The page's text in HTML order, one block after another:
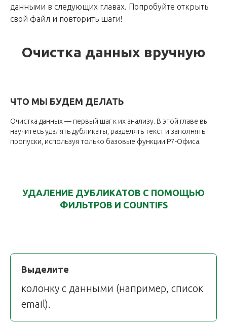
данными в следующих главах. Попробуйте открыть
свой файл и повторить шаги!
Очистка данных вручную
ЧТО МЫ БУДЕМ ДЕЛАТЬ
Очистка данных — первый шаг к их анализу. В этой главе вы
научитесь удалять дубликаты, разделять текст и заполнять
пропуски, используя только базовые функции Р7-Офиса.
УДАЛЕНИЕ ДУБЛИКАТОВ С ПОМОЩЬЮ
ФИЛЬТРОВ И COUNTIFS
Выделите
колонку с данными (например, список
email).